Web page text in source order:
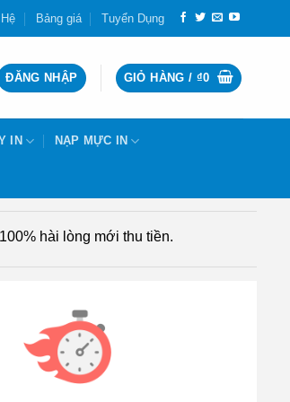
Bảng giá Tuyển Dụng
ĐĂNG NHẬP GIỎ HÀNG / ₫0
IN NẠP MỰC IN
hài lòng mới thu tiền.